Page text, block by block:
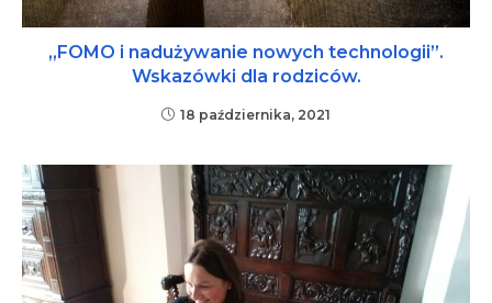
„FOMO i nadużywanie nowych technologii”.
Wskazówki dla rodziców.
18 października, 2021